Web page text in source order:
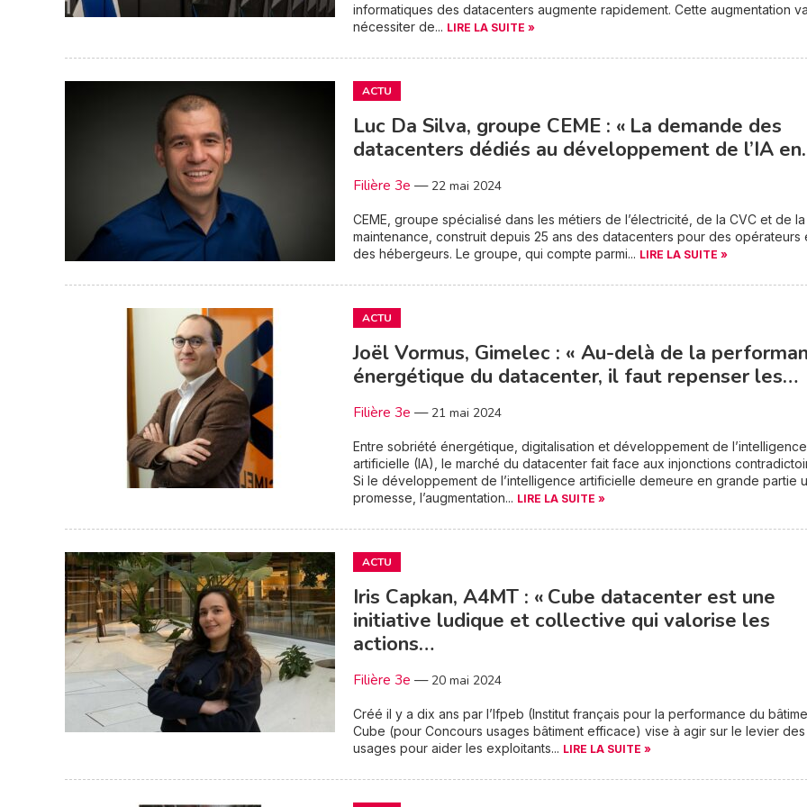
informatiques des datacenters augmente rapidement. Cette augmentation va
nécessiter de... LIRE LA SUITE »
ACTU
Luc Da Silva, groupe CEME : « La demande des
datacenters dédiés au développement de l’IA
Filière 3e — 22 mai 2024
CEME, groupe spécialisé dans les métiers de l’électricité, de la CVC et de la
maintenance, construit depuis 25 ans des datacenters pour des opérateurs
des hébergeurs. Le groupe, qui compte parmi... LIRE LA SUITE »
ACTU
Joël Vormus, Gimelec : « Au-delà de la
énergétique du datacenter, il faut repenser les…
Filière 3e — 21 mai 2024
Entre sobriété énergétique, digitalisation et développement de l’intelligence
artificielle (IA), le marché du datacenter fait face aux injonctions
Si le développement de l’intelligence artificielle demeure en grande partie
promesse, l’augmentation... LIRE LA SUITE »
ACTU
Iris Capkan, A4MT : « Cube datacenter est une
initiative ludique et collective qui valorise les
actions…
Filière 3e — 20 mai 2024
Créé il y a dix ans par l’Ifpeb (Institut français pour la performance du
Cube (pour Concours usages bâtiment efficace) vise à agir sur le levier des
usages pour aider les exploitants... LIRE LA SUITE »